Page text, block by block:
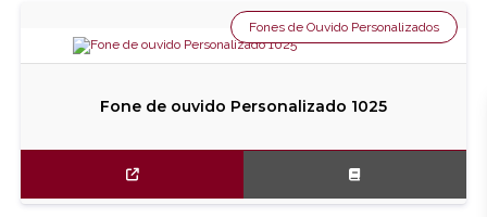
Fone de ouvido Personalizado 1025
Fones de Ouvido Personalizados